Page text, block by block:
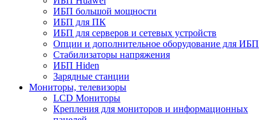
ИБП большой мощности
ИБП для ПК
ИБП для серверов и сетевых устройств
Опции и дополнительное оборудование для ИБП
Стабилизаторы напряжения
ИБП Hiden
Зарядные станции
Мониторы, телевизоры
LCD Мониторы
Крепления для мониторов и информационных